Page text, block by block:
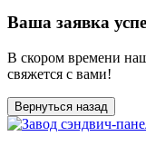
Ваша заявка
В скором времени
свяжется с вами!
Вернуться назад